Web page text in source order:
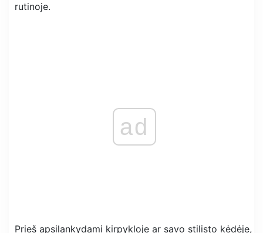
rutinoje.
ad
Prieš apsilankydami kirpykloje ar savo stilisto kėdėje,